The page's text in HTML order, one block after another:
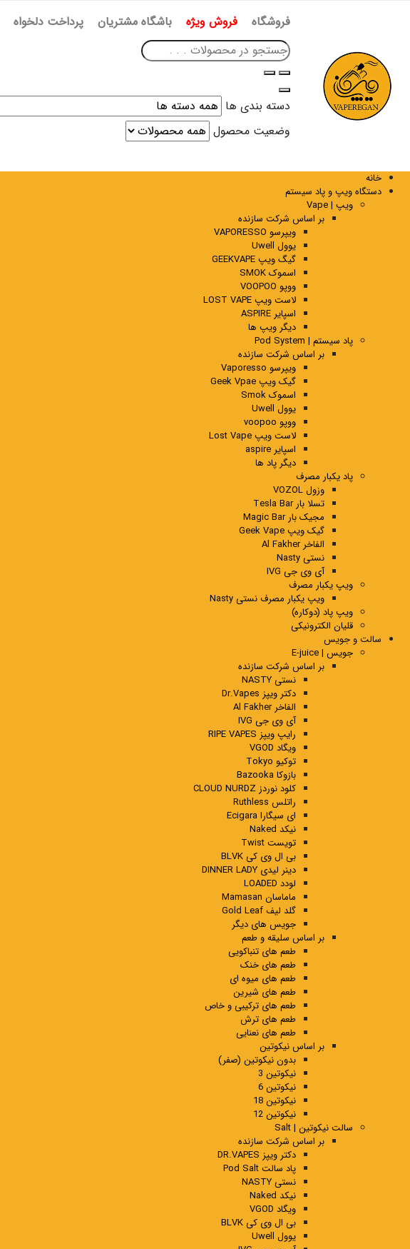
فروشگاه فروش ویژه باشگاه مشتریان پرداخت دلخواه
دسته بندی ها
وضعیت محصول
خانه
دستگاه ویپ و پاد سیستم
ویپ | Vape
بر اساس شرکت سازنده
ویپرسو VAPORESSO
یوول Uwell
گیگ ویپ GEEKVAPE
اسموک SMOK
ووپو VOOPOO
لاست ویپ LOST VAPE
اسپایر ASPIRE
دیگر ویپ ها
پاد سیستم | Pod System
بر اساس شرکت سازنده
ویپرسو Vaporesso
گیک ویپ Geek Vpae
اسموک Smok
یوول Uwell
ووپو voopoo
لاست ویپ Lost Vape
اسپایر aspire
دیگر پاد ها
پاد یکبار مصرف
وزول VOZOL
تسلا بار Tesla Bar
مجیک بار Magic Bar
گیک ویپ Geek Vape
الفاخر Al Fakher
نستی Nasty
آی وی جی IVG
ویپ یکبار مصرف
ویپ یکبار مصرف نستی Nasty
ویپ پاد (دوکاره)
قلیان الکترونیکی
سالت و جویس
جویس | E-juice
بر اساس شرکت سازنده
نستی NASTY
دکتر ویپز Dr.Vapes
الفاخر Al Fakher
آی وی جی IVG
رایپ ویپز RIPE VAPES
ویگاد VGOD
توکیو Tokyo
بازوکا Bazooka
کلود نوردز CLOUD NURDZ
راتلس Ruthless
ای سیگارا Ecigara
نیکد Naked
تویست Twist
بی ال وی کی BLVK
دینر لیدی DINNER LADY
لودد LOADED
ماماسان Mamasan
گلد لیف Gold Leaf
جویس های دیگر
بر اساس سلیقه و طعم
طعم های تنباکویی
طعم های خنک
طعم های میوه ای
طعم های شیرین
طعم های ترکیبی و خاص
طعم های ترش
طعم های نعنایی
بر اساس نیکوتین
بدون نیکوتین (صفر)
نیکوتین 3
نیکوتین 6
نیکوتین 18
نیکوتین 12
سالت نیکوتین | Salt
بر اساس شرکت سازنده
دکتر ویپز DR.VAPES
پاد سالت Pod Salt
نستی NASTY
نیکد Naked
ویگاد VGOD
بی ال وی کی BLVK
یوول Uwell